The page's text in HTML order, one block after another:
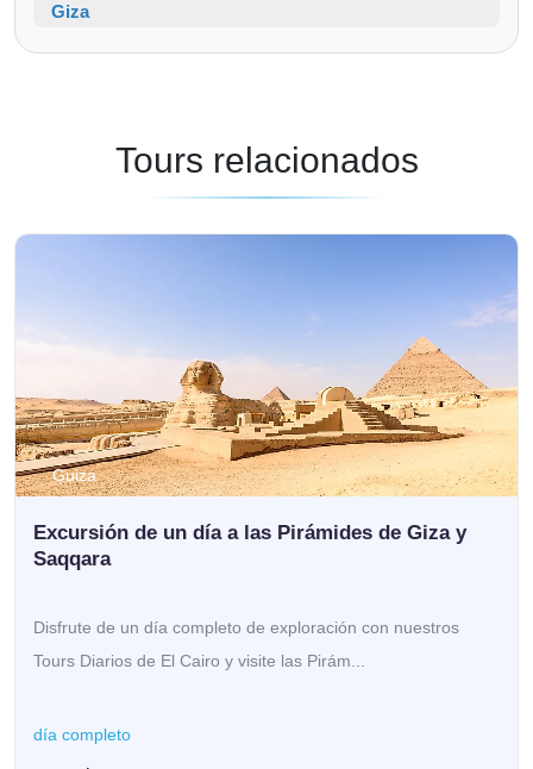
Giza
Tours relacionados
Guiza
Excursión de un día a las Pirámides de Giza y
Saqqara
Disfrute de un día completo de exploración con nuestros
Tours Diarios de El Cairo y visite las Pirám...
día completo